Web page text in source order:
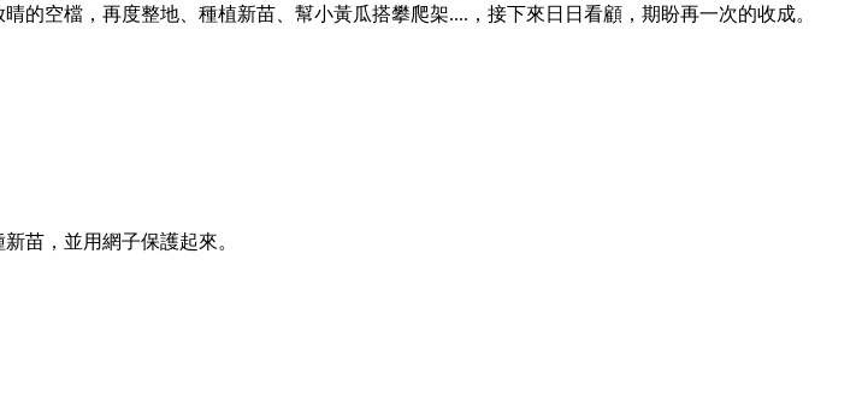
空檔，再度整地、種植新苗、幫小黃瓜搭攀爬架....，接下來日日看顧，期盼再一次的收成。
苗，並用網子保護起來。